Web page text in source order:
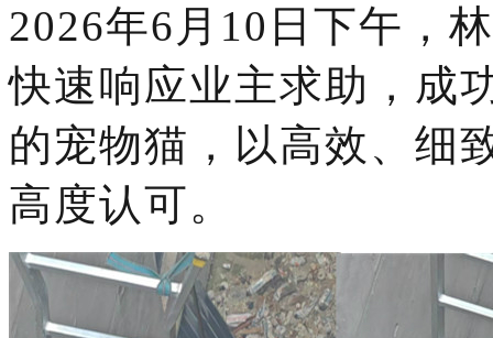
2026年6月10日下午，
快速响应业主求助，成
的宠物猫，以高效、细
高度认可。